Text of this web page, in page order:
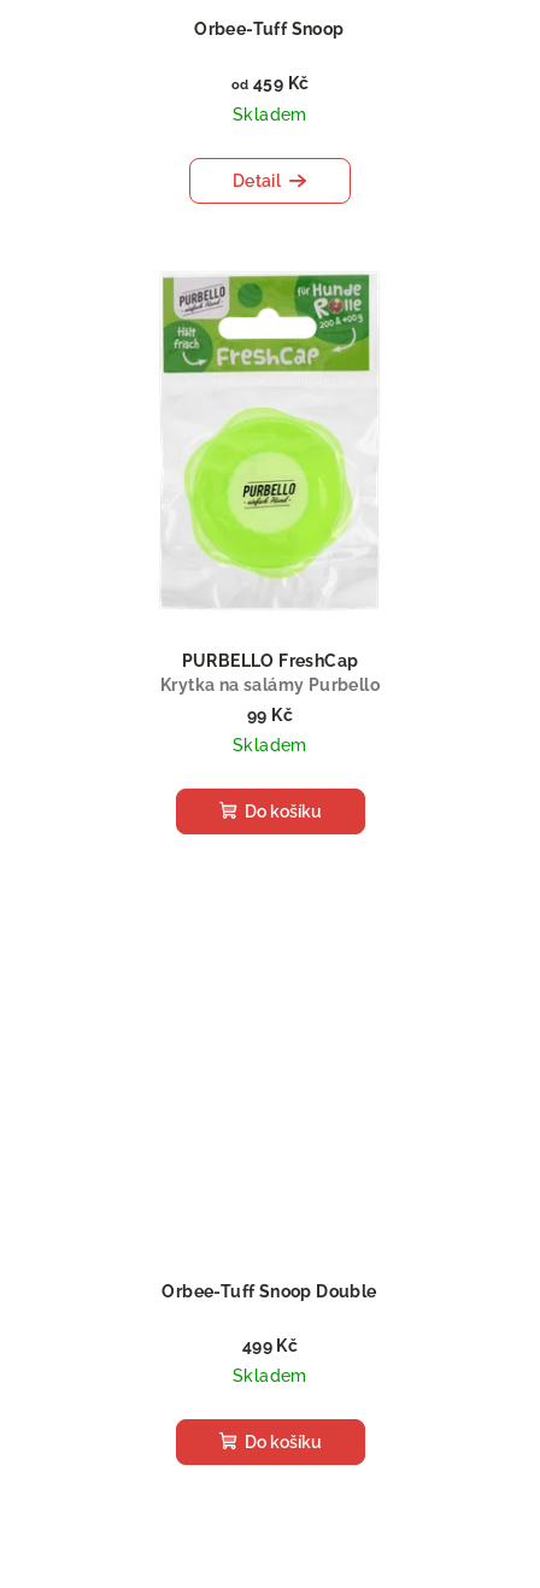
Orbee-Tuff Snoop
od 459 Kč
Skladem
Detail
PURBELLO FreshCap
Krytka na salámy Purbello
99 Kč
Skladem
Do košíku
Orbee-Tuff Snoop Double
499 Kč
Skladem
Do košíku